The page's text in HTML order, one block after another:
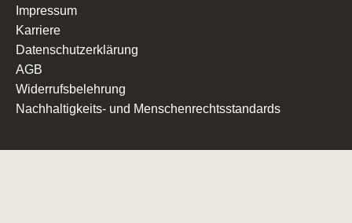
Impressum
Karriere
Datenschutzerklärung
AGB
Widerrufsbelehrung
Nachhaltigkeits- und Menschenrechtsstandards